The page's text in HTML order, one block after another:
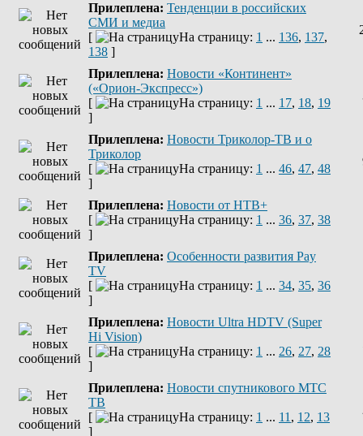
Прилеплена: Тенденции в российских
СМИ и медиа
[
На страницу: 1 ... 136, 137,
138 ]
Прилеплена: Новости «Континент»
(«Орион-Экспресс»)
[
На страницу: 1 ... 17, 18, 19
]
Прилеплена: Новости Триколор-ТВ и о
Триколор
[
На страницу: 1 ... 46, 47, 48
]
Прилеплена: Новости от НТВ+
[
На страницу: 1 ... 36, 37, 38
]
Прилеплена: Оcобенности развития Pay
TV
[
На страницу: 1 ... 34, 35, 36
]
Прилеплена: Новости Ultra HDTV (Super
Hi Vision)
[
На страницу: 1 ... 26, 27, 28
]
Прилеплена: Новости спутникового МТС
ТВ
[
На страницу: 1 ... 11 , 12, 13
]